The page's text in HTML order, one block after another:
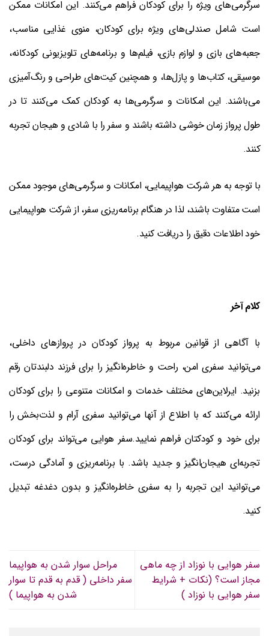
سرگرمی‌های ویژه را برای کودکان فراهم می‌کنند. این امکانات ممکن
است شامل صندلی‌های ویژه برای کودکان، منوی غذایی مناسب،
جعبه‌های بازی و لوازم بازی، فیلم‌ها و برنامه‌های تلویزیونی کودکانه،
موسیقی، کتاب‌ها و پازل‌ها، و همچنین کیت‌های طراحی و رنگ‌آمیزی
می‌باشند. این امکانات و سرگرمی‌ها به کودکان کمک می‌کنند تا در
طول پرواز زمان خوشی داشته باشند و سفر را با شادی و هیجان تجربه
کنند.
با توجه به هر شرکت هواپیمایی، امکانات و سرگرمی‌های موجود ممکن
است متفاوت باشند، لذا در هنگام برنامه‌ریزی سفر، از شرکت هواپیمایی
خود اطلاعات دقیق را دریافت کنید.
کلام آخر
با آگاهی از قوانین مربوط به پرواز کودکان در پروازهای داخلی،
می‌توانید سفری امن، راحت و خاطره‌انگیز را برای فرزند دلبندتان رقم
بزنید. ایرلاین‌های مختلف خدمات و امکانات متنوعی را برای کودکان
ارائه می‌کنند که با اطلاع از آنها می‌توانید سفری آرام و لذت‌بخش را
برای خود و کودکتان فراهم نمایید.سفر هوایی می‌تواند برای کودکان
تجربه‌ای هیجان‌انگیز و جدید باشد. با برنامه‌ریزی و آمادگی درست،
می‌توانید این تجربه را به سفری خاطره‌انگیز و بدون دغدغه تبدیل
کنید.
سفر هوایی با نوزاد از چه ماهی
مجاز است؟ (نکات + شرایط
سفر هوایی با نوزاد )
مراحل سوار شدن به هواپیما
سفر داخلی ( قدم به قدم تا سوار
شدن به هواپیما )